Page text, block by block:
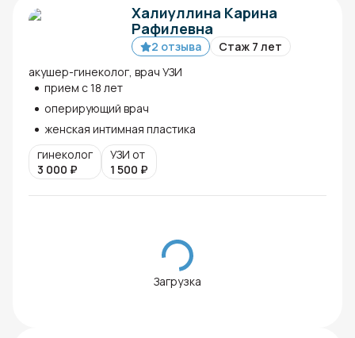
Халиуллина Карина
Рафилевна
2 отзыва
Стаж 7 лет
акушер-гинеколог, врач УЗИ
прием с 18 лет
оперирующий врач
женская интимная пластика
гинеколог
3 000 ₽
УЗИ от
1 500 ₽
Загрузка